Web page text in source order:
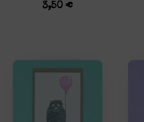
3,50€